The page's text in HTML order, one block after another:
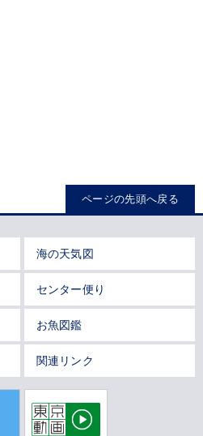
ページの先頭へ戻る
海の天気図
センター便り
お魚図鑑
関連リンク